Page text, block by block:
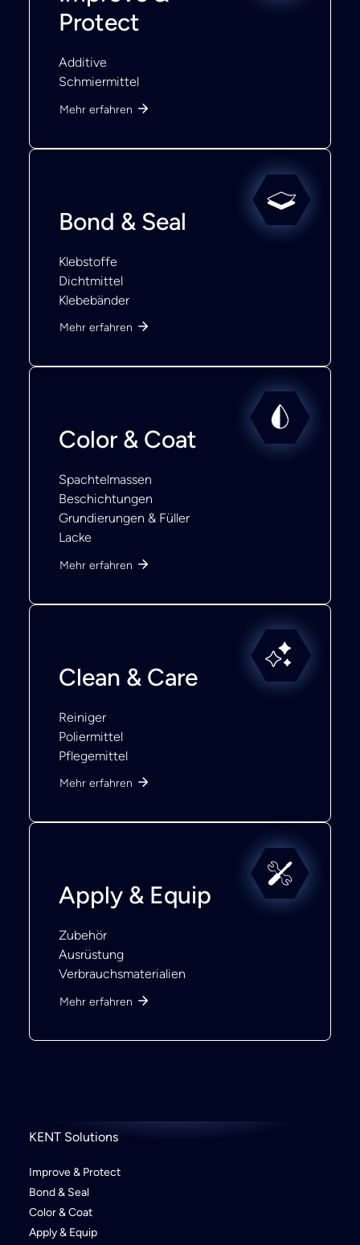
Protect
Additive
Schmiermittel
Mehr erfahren
Bond & Seal
Klebstoffe
Dichtmittel
Klebebänder
Mehr erfahren
Color & Coat
Spachtelmassen
Beschichtungen
Grundierungen & Füller
Lacke
Mehr erfahren
Clean & Care
Reiniger
Poliermittel
Pflegemittel
Mehr erfahren
Apply & Equip
Zubehör
Ausrüstung
Verbrauchsmaterialien
Mehr erfahren
KENT Solutions
Improve & Protect
Bond & Seal
Color & Coat
Apply & Equip